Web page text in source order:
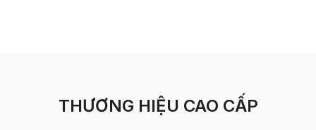
THƯƠNG HIỆU CAO CẤP